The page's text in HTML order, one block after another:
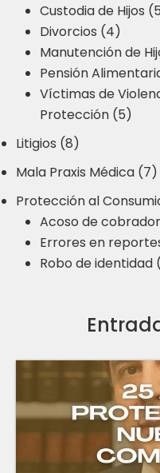
Custodia de Hijos
Divorcios (4)
Manutención de
Pensión
Víctimas de
Protección (5)
Litigios (8)
Mala Praxis Médica (7)
Protección al
Acoso de
Errores en
Robo de identidad